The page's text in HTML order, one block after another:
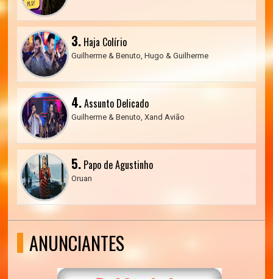
3. Haja Colírio
Guilherme & Benuto, Hugo & Guilherme
4.Assunto Delicado
Guilherme & Benuto, Xand Avião
5. Papo de Agustinho
Oruan
ANUNCIANTES